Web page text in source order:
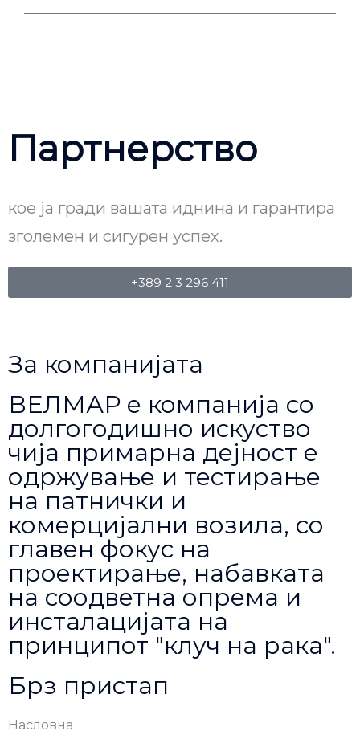
Партнерство
кое ја гради вашата иднина и гарантира
зголемен и сигурен успех.
+389 2 3 296 411
За компанијата
ВЕЛМАР е компанија со
долгогодишно искуство
чија примарна дејност е
одржување и тестирање
на патнички и
комерцијални возила, со
главен фокус на
проектирање, набавката
на соодветна опрема и
инсталацијата на
принципот "клуч на рака".
Брз пристап
Насловна